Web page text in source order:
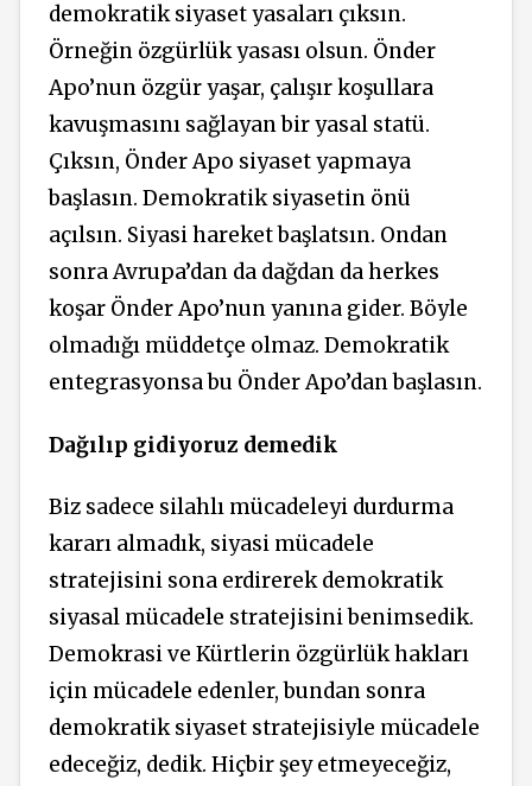
demokratik siyaset yasaları çıksın.
Örneğin özgürlük yasası olsun. Önder
Apo’nun özgür yaşar, çalışır koşullara
kavuşmasını sağlayan bir yasal statü.
Çıksın, Önder Apo siyaset yapmaya
başlasın. Demokratik siyasetin önü
açılsın. Siyasi hareket başlatsın. Ondan
sonra Avrupa’dan da dağdan da herkes
koşar Önder Apo’nun yanına gider. Böyle
olmadığı müddetçe olmaz. Demokratik
entegrasyonsa bu Önder Apo’dan başlasın.
Dağılıp gidiyoruz demedik
Biz sadece silahlı mücadeleyi durdurma
kararı almadık, siyasi mücadele
stratejisini sona erdirerek demokratik
siyasal mücadele stratejisini benimsedik.
Demokrasi ve Kürtlerin özgürlük hakları
için mücadele edenler, bundan sonra
demokratik siyaset stratejisiyle mücadele
edeceğiz, dedik. Hiçbir şey etmeyeceğiz,